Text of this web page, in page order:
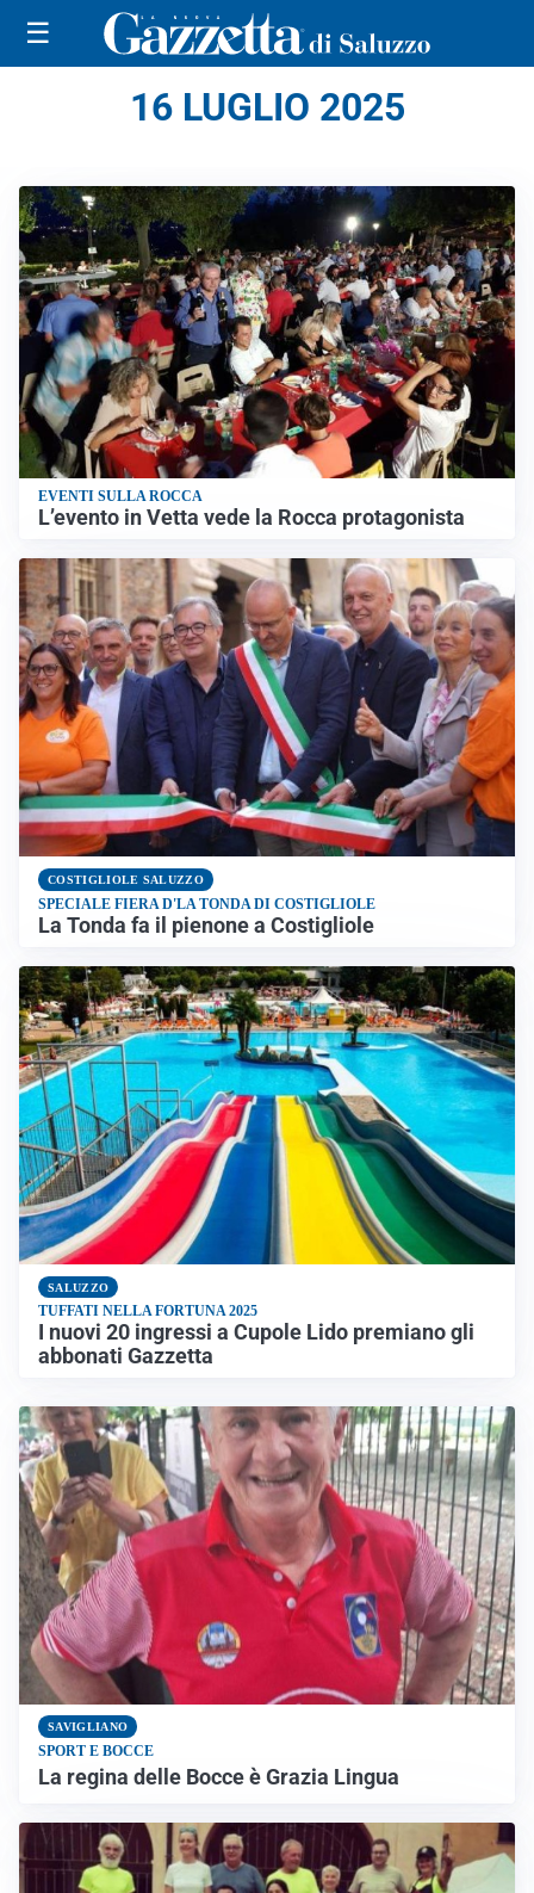
☰
16 LUGLIO 2025
EVENTI SULLA ROCCA
L’evento in Vetta vede la Rocca protagonista
COSTIGLIOLE SALUZZO
SPECIALE FIERA D'LA TONDA DI COSTIGLIOLE
La Tonda fa il pienone a Costigliole
SALUZZO
TUFFATI NELLA FORTUNA 2025
I nuovi 20 ingressi a Cupole Lido premiano gli
abbonati Gazzetta
SAVIGLIANO
SPORT E BOCCE
La regina delle Bocce è Grazia Lingua